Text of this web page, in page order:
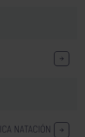
NATACIÓN